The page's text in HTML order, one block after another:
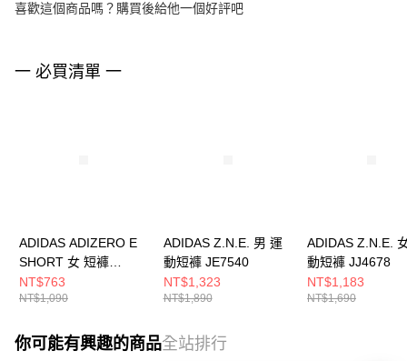
喜歡這個商品嗎？購買後給他一個好評吧
一 必買清單 一
ADIDAS ADIZERO E
SHORT 女 短褲
IN8707
NT$763
NT$1,090
ADIDAS Z.N.E. 男 運
動短褲 JE7540
NT$1,323
NT$1,890
ADIDAS Z.N.E.
動短褲 JJ4678
NT$1,183
NT$1,690
你可能有興趣的商品全站排行